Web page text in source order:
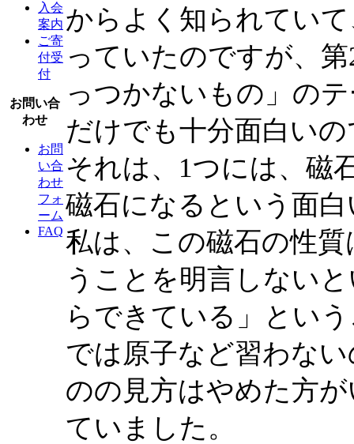
入会
案内
ご寄
付受
付
お問い合
わせ
お問
い合
わせ
フォ
ーム
FAQ
からよく知られてい
っていたのですが、
っつかないもの」の
だけでも十分面白い
それは、1つには、磁
磁石になるという面
私は、この磁石の性
うことを明言しない
らできている」とい
では原子など習わな
のの見方はやめた方
ていました。